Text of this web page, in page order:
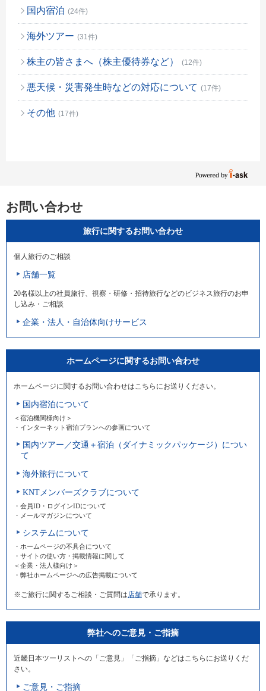
国内宿泊 (24件)
海外ツアー (31件)
株主の皆さまへ（株主優待券など） (12件)
悪天候・災害発生時などの対応について (17件)
その他 (17件)
お問い合わせ
旅行に関するお問い合わせ
個人旅行のご相談
店舗一覧
20名様以上の社員旅行、視察・研修・招待旅行などのビジネス旅行のお申
し込み・ご相談
企業・法人・自治体向けサービス
ホームページに関するお問い合わせ
ホームページに関するお問い合わせはこちらにお送りください。
国内宿泊について
＜宿泊機関様向け＞
・インターネット宿泊プランへの参画について
国内ツアー／交通＋宿泊（ダイナミックパッケージ）につい
て
海外旅行について
KNTメンバーズクラブについて
・会員ID・ログインIDについて
・メールマガジンについて
システムについて
・ホームページの不具合について
・サイトの使い方・掲載情報に関して
＜企業・法人様向け＞
・弊社ホームページへの広告掲載について
※ご旅行に関するご相談・ご質問は 店舗で承ります。
弊社へのご意見・ご指摘
近畿日本ツーリストへの「ご意見」「ご指摘」などはこちらにお送りくだ
さい。
ご意見・ご指摘